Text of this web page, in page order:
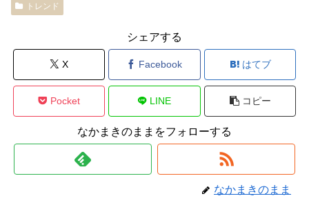
トレンド
シェアする
X Facebook はてブ
Pocket LINE コピー
なかまきのままをフォローする
なかまきのまま